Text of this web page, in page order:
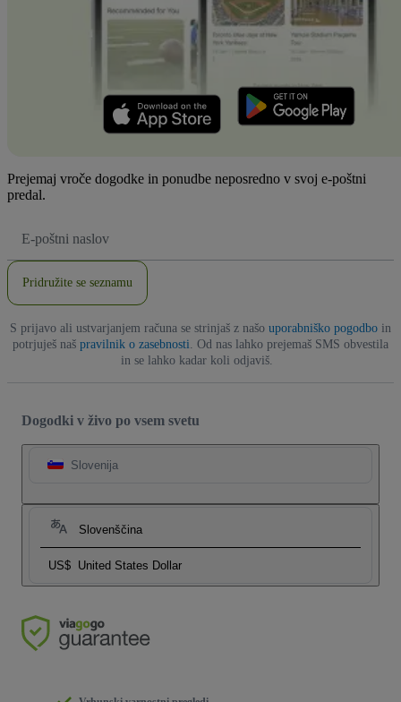
Prejemaj vroče dogodke in ponudbe neposredno v svoj e-poštni
predal.
naslov
Pridružite se seznamu
S prijavo ali ustvarjanjem računa se strinjaš z našo uporabniško pogodbo in
potrjuješ naš pravilnik o zasebnosti. Od nas lahko prejemaš SMS obvestila
in se lahko kadar koli odjaviš.
Dogodki v živo po vsem svetu
Slovenija
Slovenščina
US$ United States Dollar